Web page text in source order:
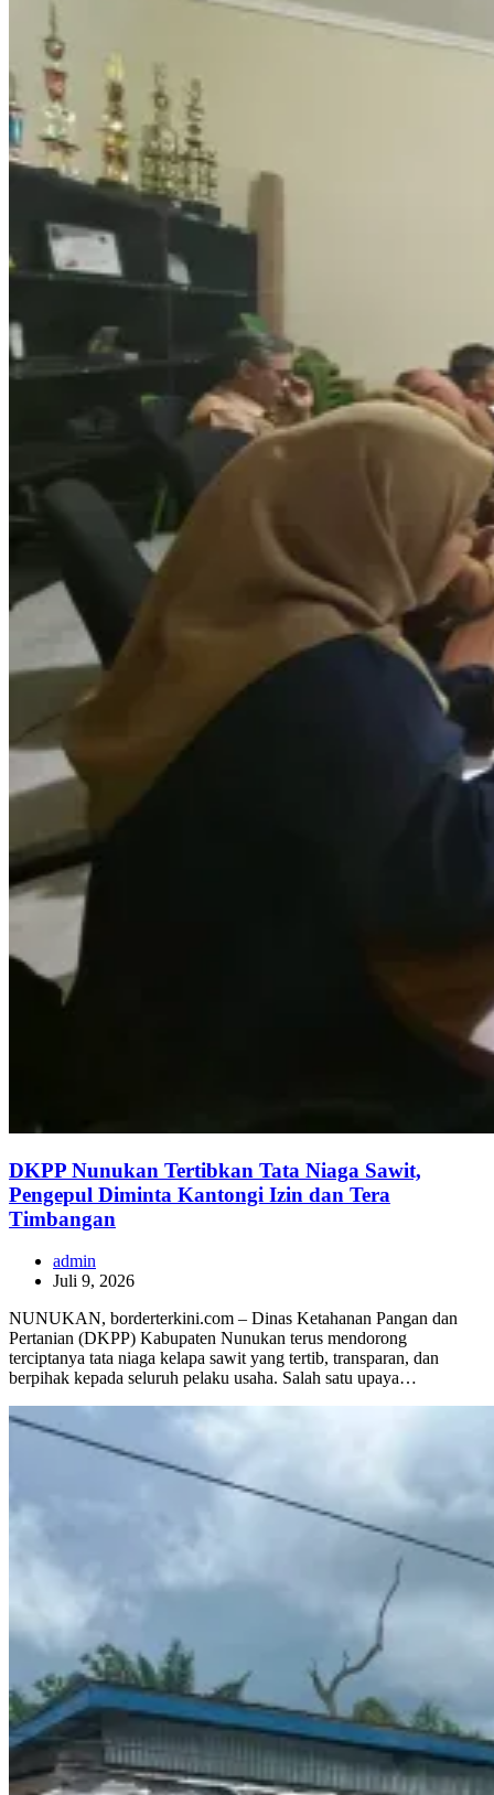
DKPP Nunukan Tertibkan Tata Niaga Sawit,
Pengepul Diminta Kantongi Izin dan Tera
Timbangan
admin
Juli 9, 2026
NUNUKAN, borderterkini.com – Dinas Ketahanan Pangan dan
Pertanian (DKPP) Kabupaten Nunukan terus mendorong
terciptanya tata niaga kelapa sawit yang tertib, transparan, dan
berpihak kepada seluruh pelaku usaha. Salah satu upaya…